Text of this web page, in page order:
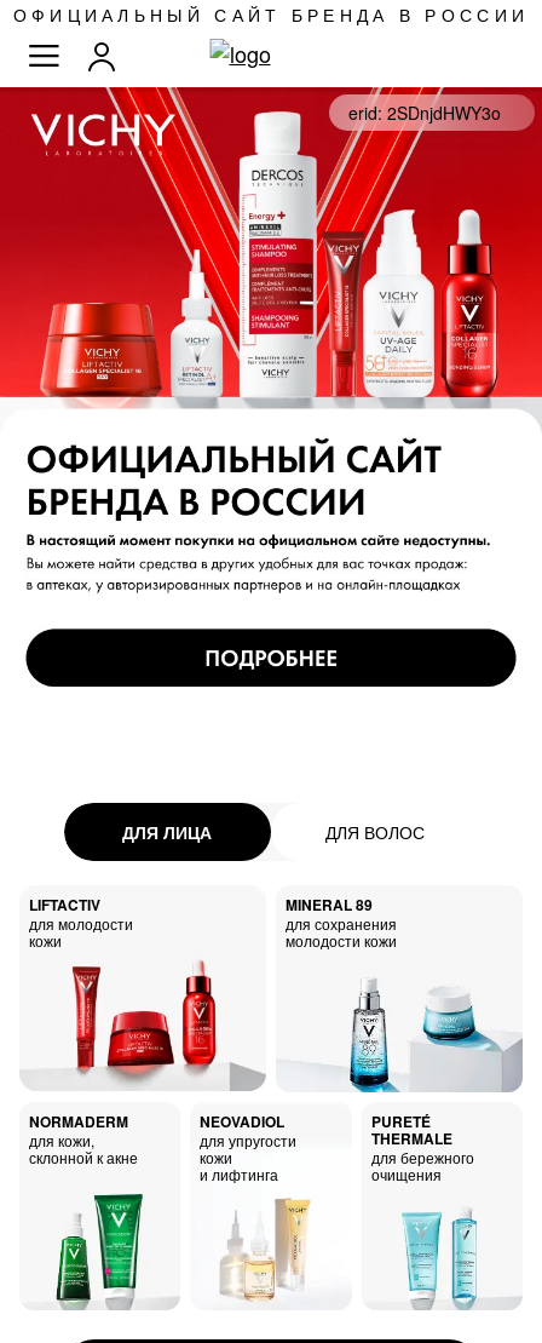
SKIP
TO
CONTENT
ОФИЦИАЛЬНЫЙ САЙТ БРЕНДА В РОССИИ
erid: 2SDnjdHWY3o
ДЛЯ ЛИЦА ДЛЯ ВОЛОС
LIFTACTIV
для молодости
кожи
MINERAL 89
для сохранения
молодости кожи
NORMADERM
для кожи,
склонной к акне
NEOVADIOL
для упругости
кожи
и лифтинга
PURETÉ
THERMALE
для бережного
очищения